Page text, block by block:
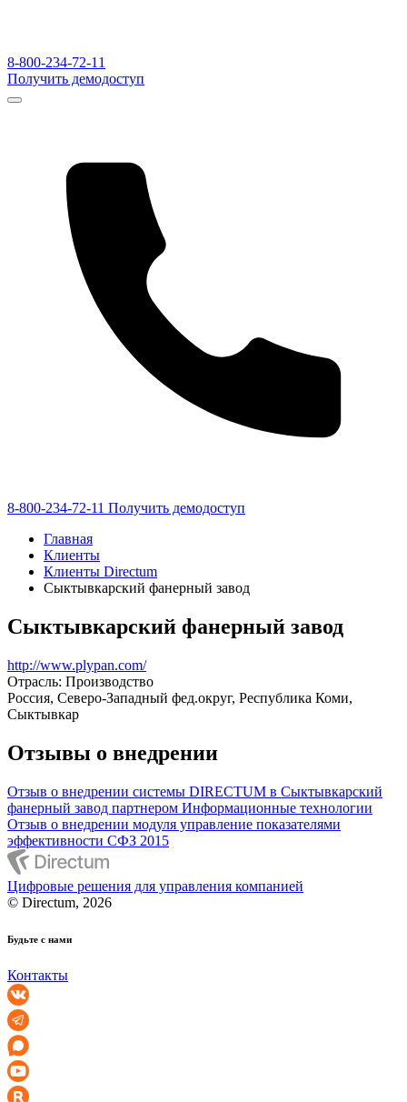
8-800-234-72-11
Получить демодоступ
8-800-234-72-11 Получить демодоступ
Главная
Клиенты
Клиенты Directum
Сыктывкарский фанерный завод
Сыктывкарский фанерный завод
http://www.plypan.com/
Отрасль: Производство
Россия, Северо-Западный фед.округ, Республика Коми,
Сыктывкар
Отзывы о внедрении
Отзыв о внедрении системы DIRECTUM в Сыктывкарский
фанерный завод партнером Информационные технологии
Отзыв о внедрении модуля управление показателями
эффективности СФЗ 2015
Цифровые решения для управления компанией
© Directum, 2026
Будьте с нами
Контакты